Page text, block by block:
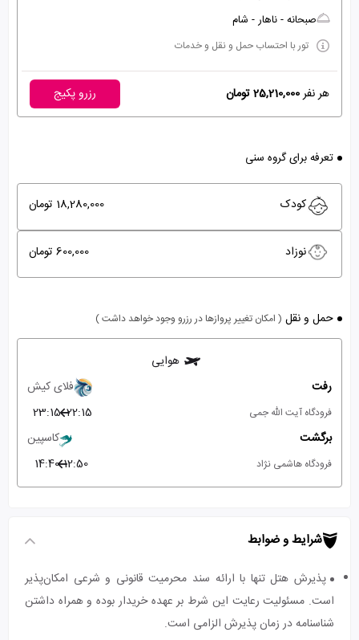
صبحانه - ناهار - شام
تور با احتساب حمل و نقل و خدمات
هر نفر25,210,000 تومان رزرو پکیج
تعرفه برای گروه سنی
کودک 18,280,000 تومان
نوزاد 600,000 تومان
حمل و نقل ( امکان تغییر پروازها در رزرو وجود خواهد داشت )
هوایی
رفت
فلای کیش
فرودگاه آیت الله جمی 22:15
23:15
برگشت
کاسپین
فرودگاه هاشمی نژاد 12:50
14:40
شرایط و ضوابط
پذیرش هتل تنها با ارائه سند محرمیت قانونی و شرعی امکان‌پذیر
است. مسئولیت رعایت این شرط بر عهده خریدار بوده و همراه داشتن
شناسنامه در زمان پذیرش الزامی است.